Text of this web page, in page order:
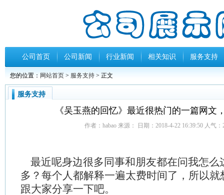
公司首页 公司新闻 行业新闻 相关知识 服务支持
您的位置： 网站首页 > 服务支持 > 正文
服务支持
《吴玉燕的回忆》最近很热门的一篇网文
作者：habao 来源： 日期：2018-4-22 16:39:50 人气：
最近呢身边很多同事和朋友都在问我怎么
多？每个人都解释一遍太费时间了，所以
跟大家分享一下吧。